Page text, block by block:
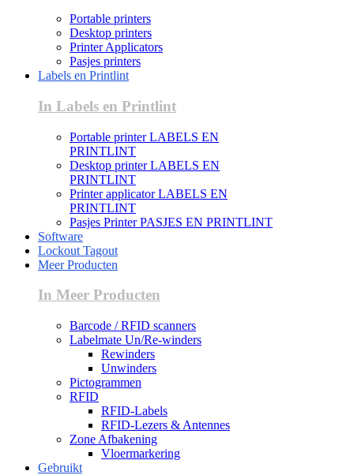
Portable printers
Desktop printers
Printer Applicators
Pasjes printers
Labels en Printlint
In Labels en Printlint
Portable printer LABELS EN
PRINTLINT
Desktop printer LABELS EN
PRINTLINT
Printer applicator LABELS EN
PRINTLINT
Pasjes Printer PASJES EN PRINTLINT
Software
Lockout Tagout
Meer Producten
In Meer Producten
Barcode / RFID scanners
Labelmate Un/Re-winders
Rewinders
Unwinders
Pictogrammen
RFID
RFID-Labels
RFID-Lezers & Antennes
Zone Afbakening
Vloermarkering
Gebruikt